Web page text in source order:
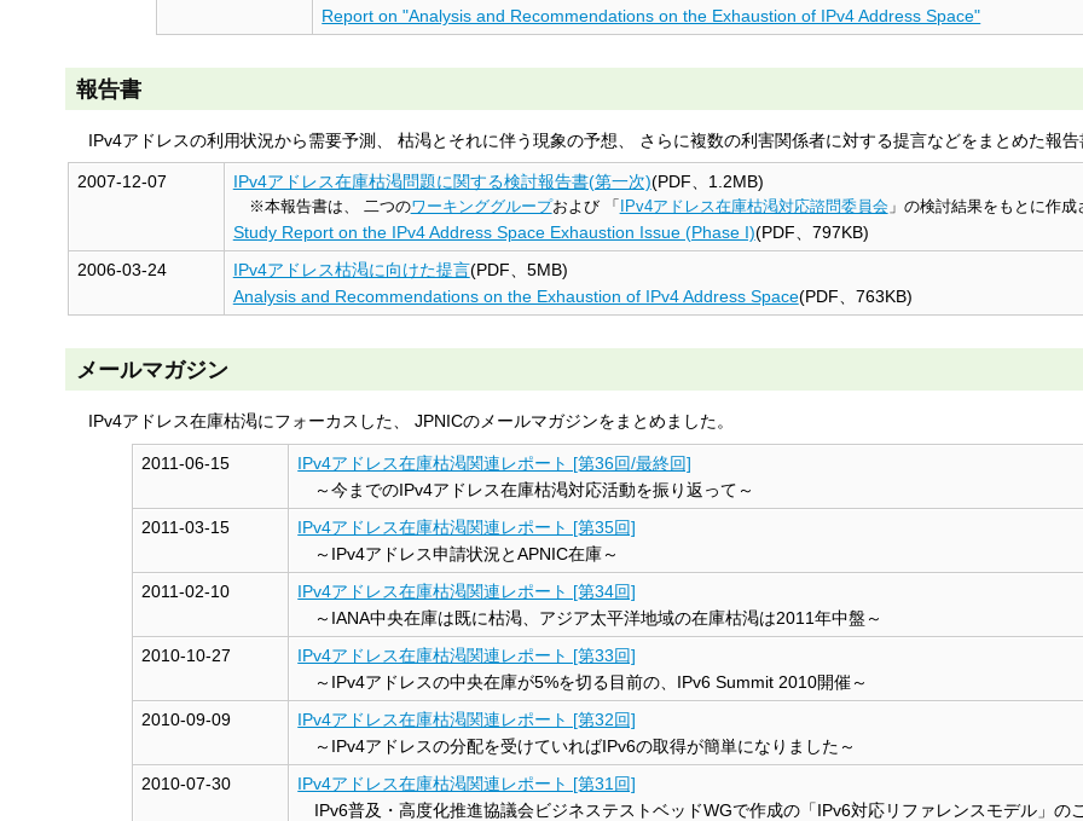
Report on "Analysis and Recommendations on the Exhaustion of IPv4 Address Space"
報告書
IPv4アドレスの利用状況から需要予測、 枯渇とそれに伴う現象の予想、 さらに複数の利害関係者に対する提言などをまとめた報
2007-12-07 IPv4アドレス在庫枯渇問題に関する検討報告書(第一次)(PDF、1.2MB)
※本報告書は、 二つのワーキンググループおよび 「 IPv4アドレス在庫枯渇対応諮問委員会」の検討結果をもとに作成
Study Report on the IPv4 Address Space Exhaustion Issue (Phase I)(PDF、797KB)
2006-03-24
IPv4アドレス枯渇に向けた提言(PDF、5MB)
Analysis and Recommendations on the Exhaustion of IPv4 Address Space(PDF、763KB)
メールマガジン
IPv4アドレス在庫枯渇にフォーカスした、 JPNICのメールマガジンをまとめました。
2011-06-15
IPv4アドレス在庫枯渇関連レポート [第36回/最終回]
～今までのIPv4アドレス在庫枯渇対応活動を振り返って～
2011-03-15
IPv4アドレス在庫枯渇関連レポート [第35回]
～IPv4アドレス申請状況とAPNIC在庫～
2011-02-10
IPv4アドレス在庫枯渇関連レポート [第34回]
～IANA中央在庫は既に枯渇、アジア太平洋地域の在庫枯渇は2011年中盤～
2010-10-27
IPv4アドレス在庫枯渇関連レポート [第33回]
～IPv4アドレスの中央在庫が5%を切る目前の、IPv6 Summit 2010開催～
2010-09-09
IPv4アドレス在庫枯渇関連レポート [第32回]
～IPv4アドレスの分配を受けていればIPv6の取得が簡単になりました～
2010-07-30
IPv4アドレス在庫枯渇関連レポート [第31回]
IPv6普及・高度化推進協議会ビジネステストベッドWGで作成の「IPv6対応リファレンスモデル」の